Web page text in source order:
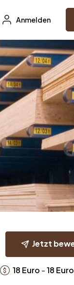
Anmelden
Jetzt
18 Euro -18 Euro